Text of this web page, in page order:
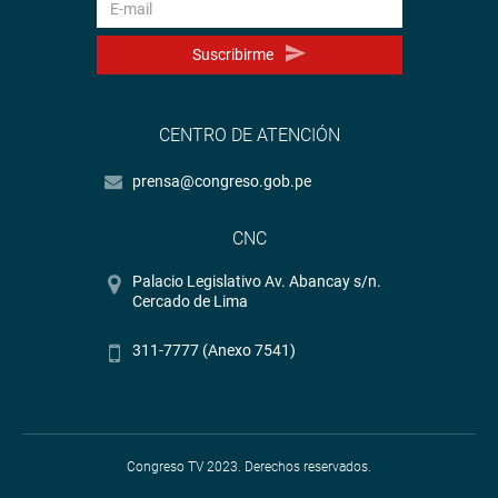
Suscribirme
CENTRO DE ATENCIÓN
prensa@congreso.gob.pe
CNC
Palacio Legislativo Av. Abancay s/n.
Cercado de Lima
311-7777 (Anexo 7541)
Congreso TV 2023. Derechos reservados.